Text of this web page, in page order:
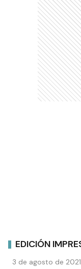
EDICIÓN
3 de agosto de